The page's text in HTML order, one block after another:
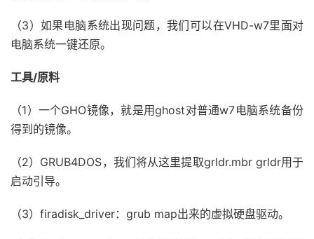
（3）如果电脑系统出现问题，我们可以在VHD-w7里面对
电脑系统一键还原。
工具/原料
（1）一个GHO镜像，就是用ghost对普通w7电脑系统备份
得到的镜像。
（2）GRUB4DOS，我们将从这里提取grldr.mbr grldr用于
启动引导。
（3）firadisk_driver：grub map出来的虚拟硬盘驱动。